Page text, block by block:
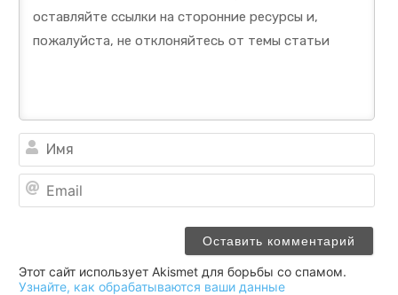
Этот сайт использует Akismet для борьбы со спамом.
Узнайте, как обрабатываются ваши данные